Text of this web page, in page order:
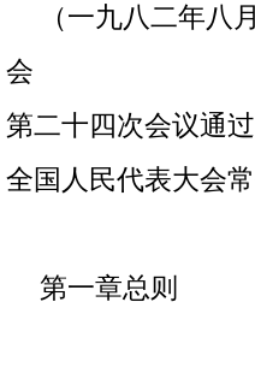
（一九八二年八
会
第二十四次会议通
全国人民代表大会
第一章总则